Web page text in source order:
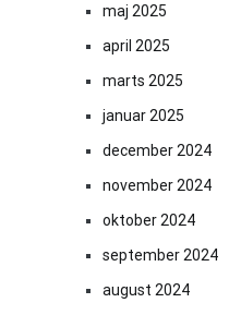
maj 2025
april 2025
marts 2025
januar 2025
december 2024
november 2024
oktober 2024
september 2024
august 2024